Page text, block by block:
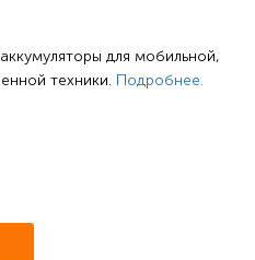
для мобильной,
техники. Подробнее.